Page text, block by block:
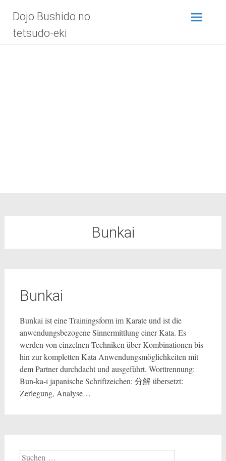
Inhalt
springen
Dojo Bushido no
tetsudo-eki
Bunkai
Bunkai
Bunkai ist eine Trainingsform im Karate und ist die
anwendungsbezogene Sinnermittlung einer Kata. Es
werden von einzelnen Techniken über Kombinationen bis
hin zur kompletten Kata Anwendungsmöglichkeiten mit
dem Partner durchdacht und ausgeführt. Worttrennung:
Bun-ka-i japanische Schriftzeichen: 分解 übersetzt:
Zerlegung, Analyse…
Suchen